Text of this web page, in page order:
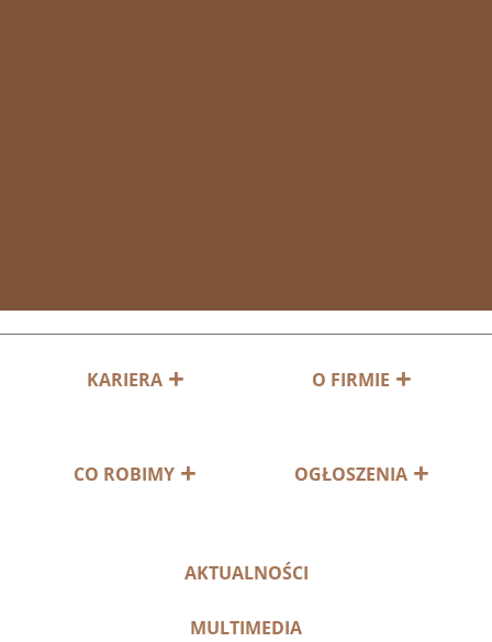
KARIERA O FIRMIE
CO ROBIMY OGŁOSZENIA
AKTUALNOŚCI
MULTIMEDIA